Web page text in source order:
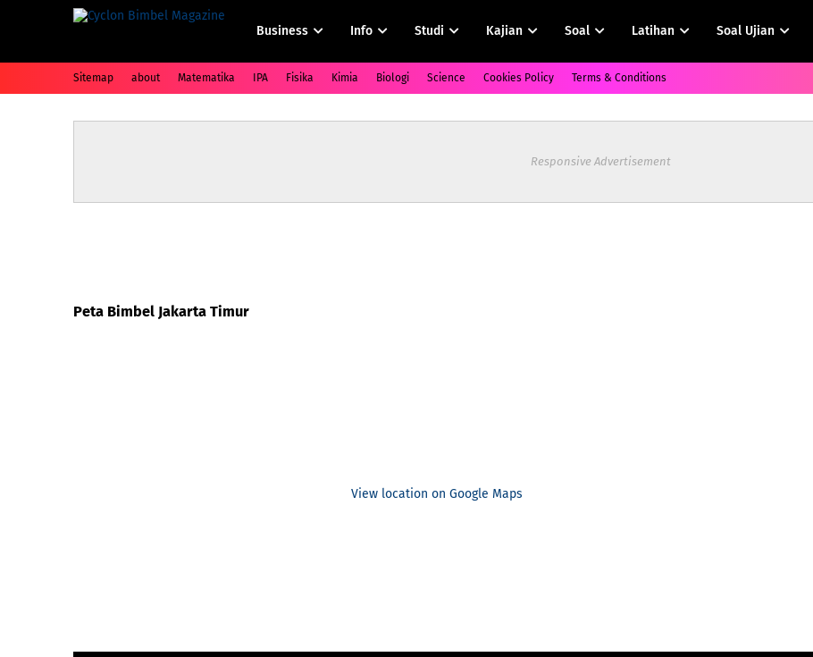
Business Info Studi Kajian Soal Latihan Soal Ujian
Sitemap about Matematika IPA Fisika Kimia Biologi Science Cookies Policy Terms & Conditions
Responsive Advertisement
Peta Bimbel Jakarta Timur
View location on Google Maps